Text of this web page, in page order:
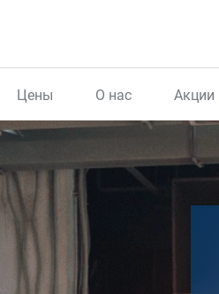
Цены О нас Акции